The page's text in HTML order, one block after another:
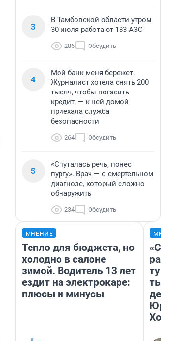
3
В Тамбовской области утром
30 июля работают 183 АЗС
286 Обсудить
4
Мой банк меня бережет.
Журналист хотела снять 200
тысяч, чтобы погасить
кредит, — к ней домой
приехала служба
безопасности
264 Обсудить
5
«Спуталась речь, понес
пургу». Врач — о смертельном
диагнозе, который сложно
обнаружить
234 Обсудить
МНЕНИЕ
Тепло для бюджета, но
холодно в салоне
зимой. Водитель 13 лет
ездит на электрокаре:
плюсы и минусы
день